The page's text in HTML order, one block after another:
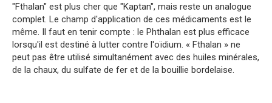
"Fthalan" est plus cher que "Kaptan", mais reste un analogue
complet. Le champ d'application de ces médicaments est le
même. Il faut en tenir compte : le Phthalan est plus efficace
lorsqu'il est destiné à lutter contre l'oïdium. « Fthalan » ne
peut pas être utilisé simultanément avec des huiles minérales,
de la chaux, du sulfate de fer et de la bouillie bordelaise.